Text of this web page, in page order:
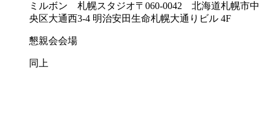
ミルボン 札幌スタジオ〒060-0042 北海道札幌市中
央区大通西3-4 明治安田生命札幌大通りビル 4F
懇親会会場
同上